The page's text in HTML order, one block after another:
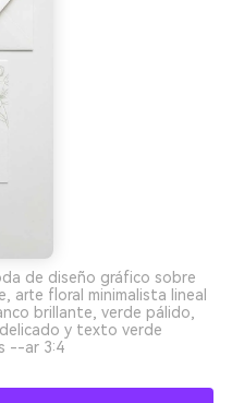
de diseño gráfico sobre
floral minimalista lineal
brillante, verde pálido,
y texto verde
--ar 3:4